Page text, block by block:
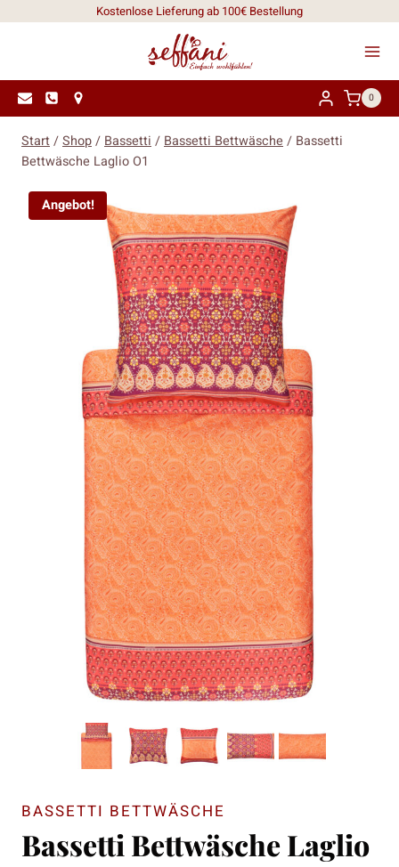
Kostenlose Lieferung ab 100€ Bestellung
0
Start/Shop/ Bassetti / Bassetti Bettwäsche / Bassetti
Bettwäsche Laglio O1
Angebot!
BASSETTI BETTWÄSCHE
Bassetti Bettwäsche Laglio